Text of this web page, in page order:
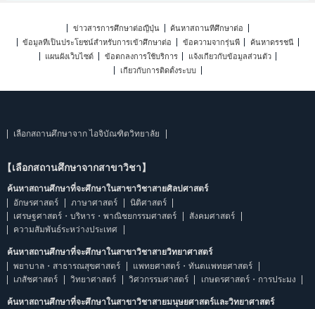
ข่าวสารการศึกษาต่อญี่ปุ่น
ค้นหาสถานที่ศึกษาต่อ
ข้อมูลที่เป็นประโยชน์สำหรับการเข้าศึกษาต่อ
ข้อความจากรุ่นพี่
ค้นหาดรรชนี
แผนผังเว็บไซต์
ข้อตกลงการใช้บริการ
แจ้งเกี่ยวกับข้อมูลส่วนตัว
เกี่ยวกับการติดตั้งระบบ
เลือกสถานศึกษาจาก ไอจิบัณฑิตวิทยาลัย
【เลือกสถานศึกษาจากสาขาวิชา】
ค้นหาสถานศึกษาที่จะศึกษาในสาขาวิชาสายศิลปศาสตร์
อักษรศาสตร์
ภาษาศาสตร์
นิติศาสตร์
เศรษฐศาสตร์・บริหาร・พาณิชยกรรมศาสตร์
สังคมศาสตร์
ความสัมพันธ์ระหว่างประเทศ
ค้นหาสถานศึกษาที่จะศึกษาในสาขาวิชาสายวิทยาศาสตร์
พยาบาล・สาธารณสุขศาสตร์
แพทยศาสตร์・ทันตแพทยศาสตร์
เภสัชศาสตร์
วิทยาศาสตร์ วิศวกรรมศาสตร์ เกษตรศาสตร์・การประมง
ค้นหาสถานศึกษาที่จะศึกษาในสาขาวิชาสายมนุษยศาสตร์และวิทยาศาสตร์